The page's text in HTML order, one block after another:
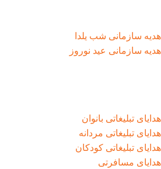
هدیه سازمانی شب یلدا
هدیه سازمانی عید نوروز
هدایای تبلیغاتی بانوان
هدایای تبلیغاتی مردانه
هدایای تبلیغاتی کودکان
هدایای مسافرتی